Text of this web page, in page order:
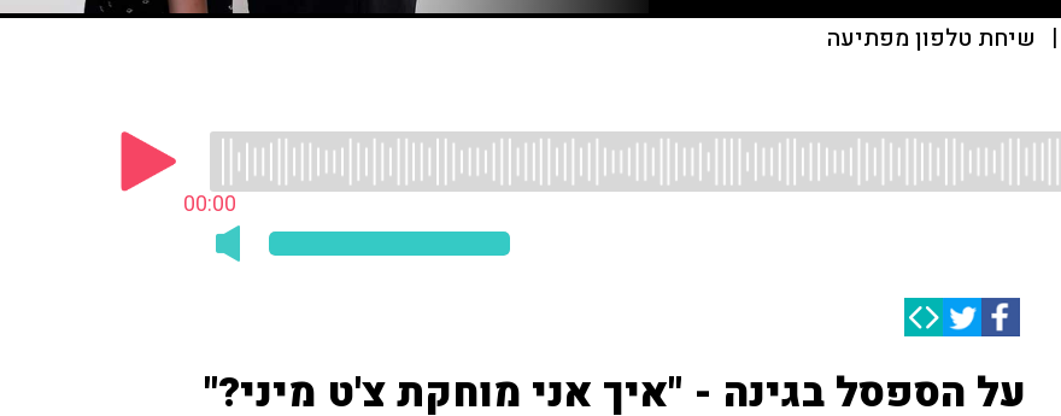
| שיחת טלפון מפתיעה
00:00
על הספסל בגינה - "איך אני מוחקת צ'ט מיני?"